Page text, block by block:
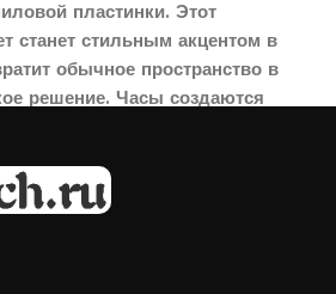
пластинки. Этот
станет стильным акцентом в
обычное пространство в
решение. Часы создаются
для гостиной, спальни,
кафе, студии или